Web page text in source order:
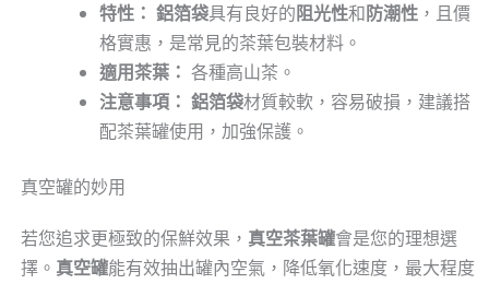
特性： 鋁箔袋具有良好的阻光性和防潮性，且價
格實惠，是常見的茶葉包裝材料。
適用茶葉： 各種高山茶。
注意事項： 鋁箔袋材質較軟，容易破損，建議搭
配茶葉罐使用，加強保護。
真空罐的妙用
若您追求更極致的保鮮效果， 真空茶葉罐會是您的理想選
擇。 真空罐能有效抽出罐內空氣，降低氧化速度，最大程度